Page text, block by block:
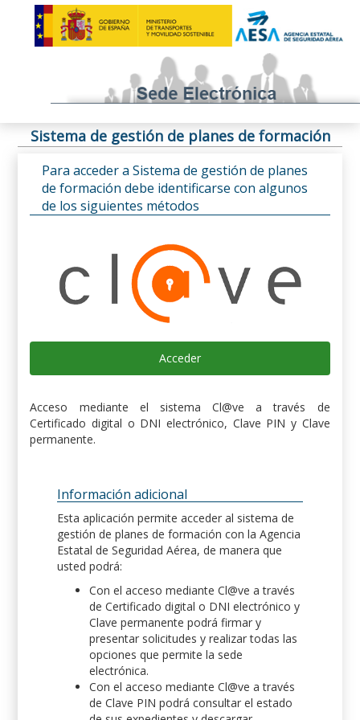
Sistema de gestión de planes de formación
Para acceder a Sistema de gestión de planes
de formación debe identificarse con algunos
de los siguientes métodos
Acceder
Acceso mediante el sistema Cl@ve a través de
Certificado digital o DNI electrónico, Clave PIN y Clave
permanente.
Información adicional
Esta aplicación permite acceder al sistema de
gestión de planes de formación con la Agencia
Estatal de Seguridad Aérea, de manera que
usted podrá:
Con el acceso mediante Cl@ve a través
de Certificado digital o DNI electrónico y
Clave permanente podrá firmar y
presentar solicitudes y realizar todas las
opciones que permite la sede
electrónica.
Con el acceso mediante Cl@ve a través
de Clave PIN podrá consultar el estado